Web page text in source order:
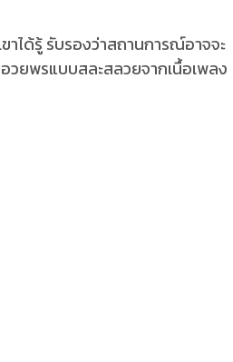
ได้รู้ รับรองว่าสถานการณ์อาจจะ
วยพรแบบสละสลวยจากเนื้อเพลง